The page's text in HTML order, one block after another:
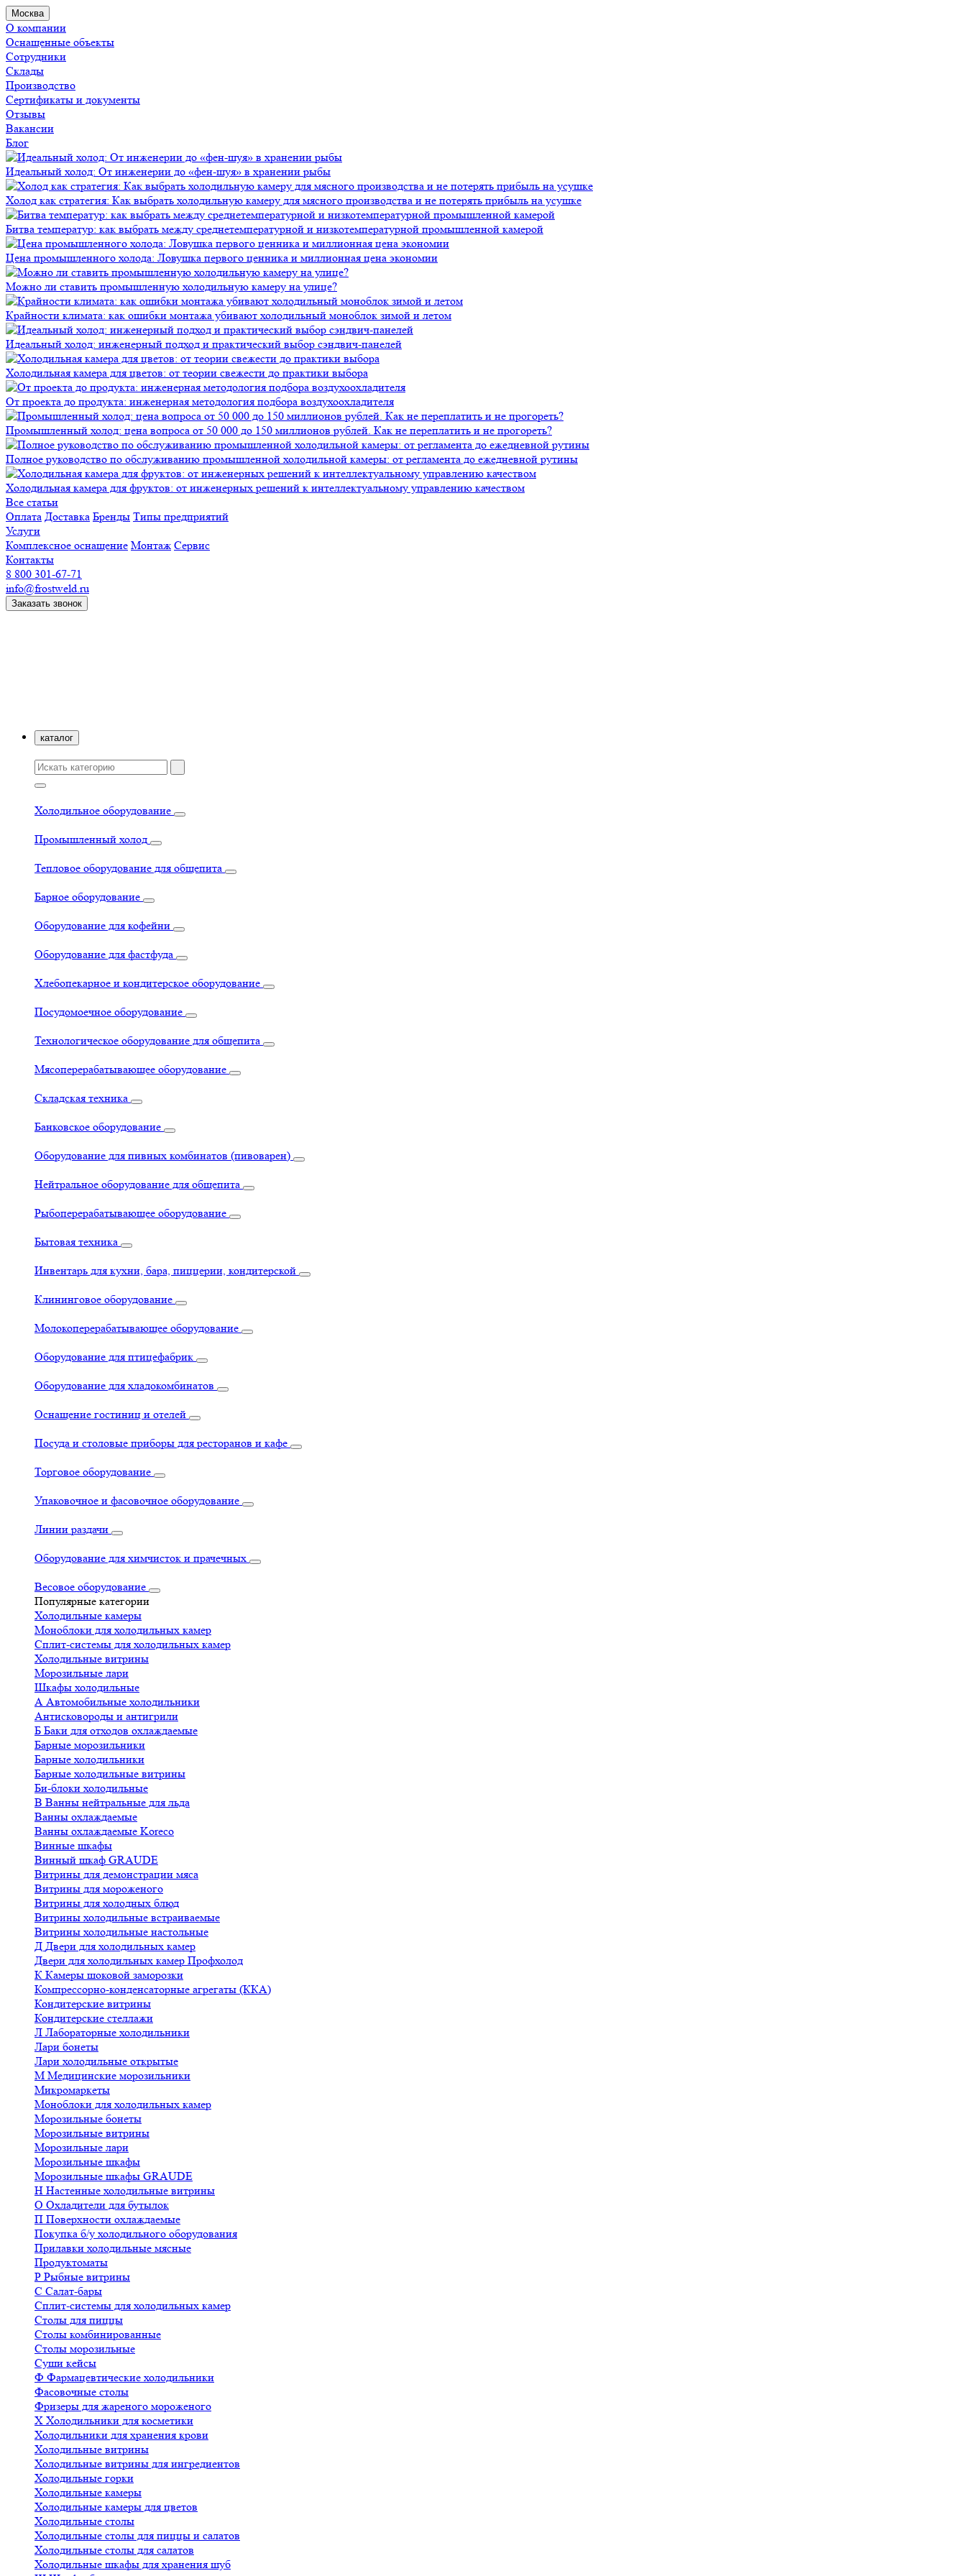
Москва
О компании
Оснащенные объекты
Сотрудники
Склады
Производство
Сертификаты и документы
Отзывы
Вакансии
Блог
Идеальный холод: От инженерии до «фен-шуя» в хранении рыбы
Холод как стратегия: Как выбрать холодильную камеру для мясного производства и не потерять прибыль на усушке
Битва температур: как выбрать между среднетемпературной и низкотемпературной промышленной камерой
Цена промышленного холода: Ловушка первого ценника и миллионная цена экономии
Можно ли ставить промышленную холодильную камеру на улице?
Крайности климата: как ошибки монтажа убивают холодильный моноблок зимой и летом
Идеальный холод: инженерный подход и практический выбор сэндвич-панелей
Холодильная камера для цветов: от теории свежести до практики выбора
От проекта до продукта: инженерная методология подбора воздухоохладителя
Промышленный холод: цена вопроса от 50 000 до 150 миллионов рублей. Как не переплатить и не прогореть?
Полное руководство по обслуживанию промышленной холодильной камеры: от регламента до ежедневной рутины
Холодильная камера для фруктов: от инженерных решений к интеллектуальному управлению качеством
Все статьи
Оплата Доставка Бренды Типы предприятий
Услуги
Комплексное оснащение Монтаж Сервис
Контакты
8 800 301-67-71
info@frostweld.ru
Заказать звонок
каталог
Холодильное оборудование
Промышленный холод
Тепловое оборудование для общепита
Барное оборудование
Оборудование для кофейни
Оборудование для фастфуда
Хлебопекарное и кондитерское оборудование
Посудомоечное оборудование
Технологическое оборудование для общепита
Мясоперерабатывающее оборудование
Складская техника
Банковское оборудование
Оборудование для пивных комбинатов (пивоварен)
Нейтральное оборудование для общепита
Рыбоперерабатывающее оборудование
Бытовая техника
Инвентарь для кухни, бара, пиццерии, кондитерской
Клининговое оборудование
Молокоперерабатывающее оборудование
Оборудование для птицефабрик
Оборудование для хладокомбинатов
Оснащение гостиниц и отелей
Посуда и столовые приборы для ресторанов и кафе
Торговое оборудование
Упаковочное и фасовочное оборудование
Линии раздачи
Оборудование для химчисток и прачечных
Весовое оборудование
Популярные категории
Холодильные камеры
Моноблоки для холодильных камер
Сплит-системы для холодильных камер
Холодильные витрины
Морозильные лари
Шкафы холодильные
А Автомобильные холодильники
Антисковороды и антигрили
Б Баки для отходов охлаждаемые
Барные морозильники
Барные холодильники
Барные холодильные витрины
Би-блоки холодильные
В Ванны нейтральные для льда
Ванны охлаждаемые
Ванны охлаждаемые Koreco
Винные шкафы
Винный шкаф GRAUDE
Витрины для демонстрации мяса
Витрины для мороженого
Витрины для холодных блюд
Витрины холодильные встраиваемые
Витрины холодильные настольные
Д Двери для холодильных камер
Двери для холодильных камер Профхолод
К Камеры шоковой заморозки
Компрессорно-конденсаторные агрегаты (ККА)
Кондитерские витрины
Кондитерские стеллажи
Л Лабораторные холодильники
Лари бонеты
Лари холодильные открытые
М Медицинские морозильники
Микромаркеты
Моноблоки для холодильных камер
Морозильные бонеты
Морозильные витрины
Морозильные лари
Морозильные шкафы
Морозильные шкафы GRAUDE
Н Настенные холодильные витрины
О Охладители для бутылок
П Поверхности охлаждаемые
Покупка б/у холодильного оборудования
Прилавки холодильные мясные
Продуктоматы
Р Рыбные витрины
С Салат-бары
Сплит-системы для холодильных камер
Столы для пиццы
Столы комбинированные
Столы морозильные
Суши кейсы
Ф Фармацевтические холодильники
Фасовочные столы
Фризеры для жареного мороженого
Х Холодильники для косметики
Холодильники для хранения крови
Холодильные витрины
Холодильные витрины для ингредиентов
Холодильные горки
Холодильные камеры
Холодильные камеры для цветов
Холодильные столы
Холодильные столы для пиццы и салатов
Холодильные столы для салатов
Холодильные шкафы для хранения шуб